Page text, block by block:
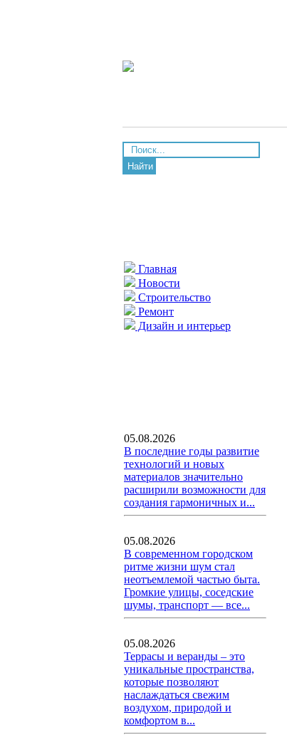
Найти
Главная
Новости
Строительство
Ремонт
Дизайн и интерьер
05.08.2026
В последние годы развитие
технологий и новых
материалов значительно
расширили возможности для
создания гармоничных и...
05.08.2026
В современном городском
ритме жизни шум стал
неотъемлемой частью быта.
Громкие улицы, соседские
шумы, транспорт — все...
05.08.2026
Террасы и веранды – это
уникальные пространства,
которые позволяют
наслаждаться свежим
воздухом, природой и
комфортом в...